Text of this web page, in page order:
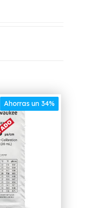
Ahorras un 34%